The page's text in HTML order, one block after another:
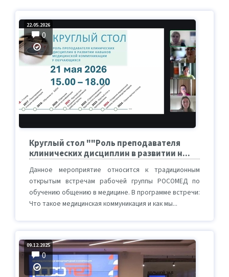
22.05.2026
0
Круглый стол ""Роль преподавателя
клинических дисциплин в развитии н...
Данное мероприятие относится к традиционным
открытым встречам рабочей группы РОСОМЕД по
обучению общению в медицине. В программе встречи:
Что такое медицинская коммуникация и как мы...
09.12.2025
0